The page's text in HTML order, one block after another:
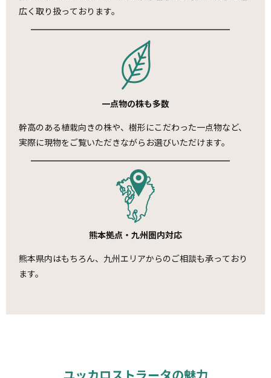
広く取り扱っております。
一点物の株も多数
幹高のある植栽向きの株や、樹形にこだわった一点物など、
実際に現物をご覧いただきながらお選びいただけます。
熊本拠点・九州圏内対応
熊本県内はもちろん、九州エリアからのご相談も承っており
ます。